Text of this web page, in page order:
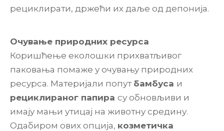
рециклирати, држећи их даље од депонија.
Очување природних ресурса
Коришћење еколошки прихватљивог
паковања помаже у очувању природних
ресурса. Материјали попут бамбуса и
рециклираног папира су обновљиви и
имају мањи утицај на животну средину.
Одабиром ових опција, козметичка